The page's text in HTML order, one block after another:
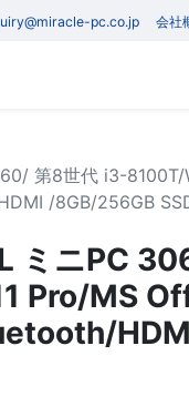
pc.co.jp 会社
第8世代 i3-8100T/
/8GB/256GB
ミニPC
Pro/MS